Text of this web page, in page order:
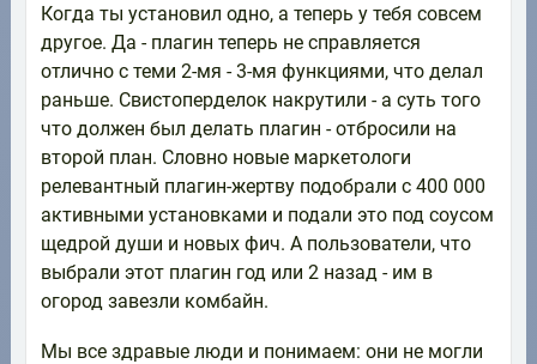
Когда ты установил одно, а теперь у тебя совсем
другое. Да - плагин теперь не справляется
отлично с теми 2-мя - 3-мя функциями, что делал
раньше. Свистоперделок накрутили - а суть того
что должен был делать плагин - отбросили на
второй план. Словно новые маркетологи
релевантный плагин-жертву подобрали с 400 000
активными установками и подали это под соусом
щедрой души и новых фич. А пользователи, что
выбрали этот плагин год или 2 назад - им в
огород завезли комбайн.
Мы все здравые люди и понимаем: они не могли